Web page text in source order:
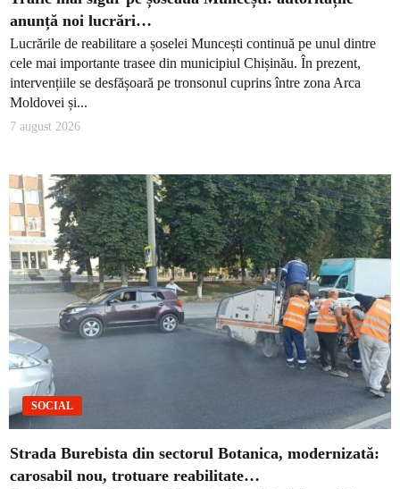
anunță noi lucrări…
Lucrările de reabilitare a șoselei Muncești continuă pe unul dintre
cele mai importante trasee din municipiul Chișinău. În prezent,
intervențiile se desfășoară pe tronsonul cuprins între zona Arca
Moldovei și...
7 august 2026
SOCIAL
Strada Burebista din sectorul Botanica, modernizată:
carosabil nou, trotuare reabilitate…